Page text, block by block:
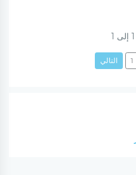
1 إلى 1
1 التالي